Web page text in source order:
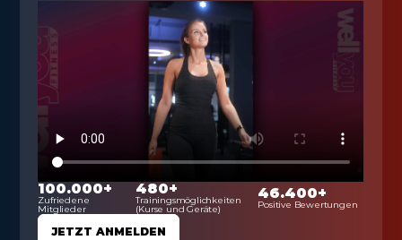
100.000+
Zufriedene
Mitglieder
480+
Trainingsmöglichkeiten
(Kurse und Geräte)
46.400+
Positive Bewertungen
JETZT ANMELDEN